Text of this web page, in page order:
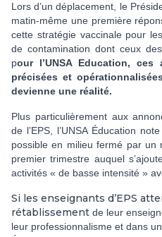
Lors d’un déplacement, le
matin-même une première
cette stratégie vaccinale pour
de contamination dont ceux
pour l’UNSA Education, ces
précisées et
devienne une réalité.
Plus particulièrement aux
de l’EPS, l’UNSA Éducation
possible en milieu fermé par un
premier trimestre auquel
activités « de basse intensité »
Si les enseignants d’EPS
rétablissement de leur
leur professionnalisme et dans